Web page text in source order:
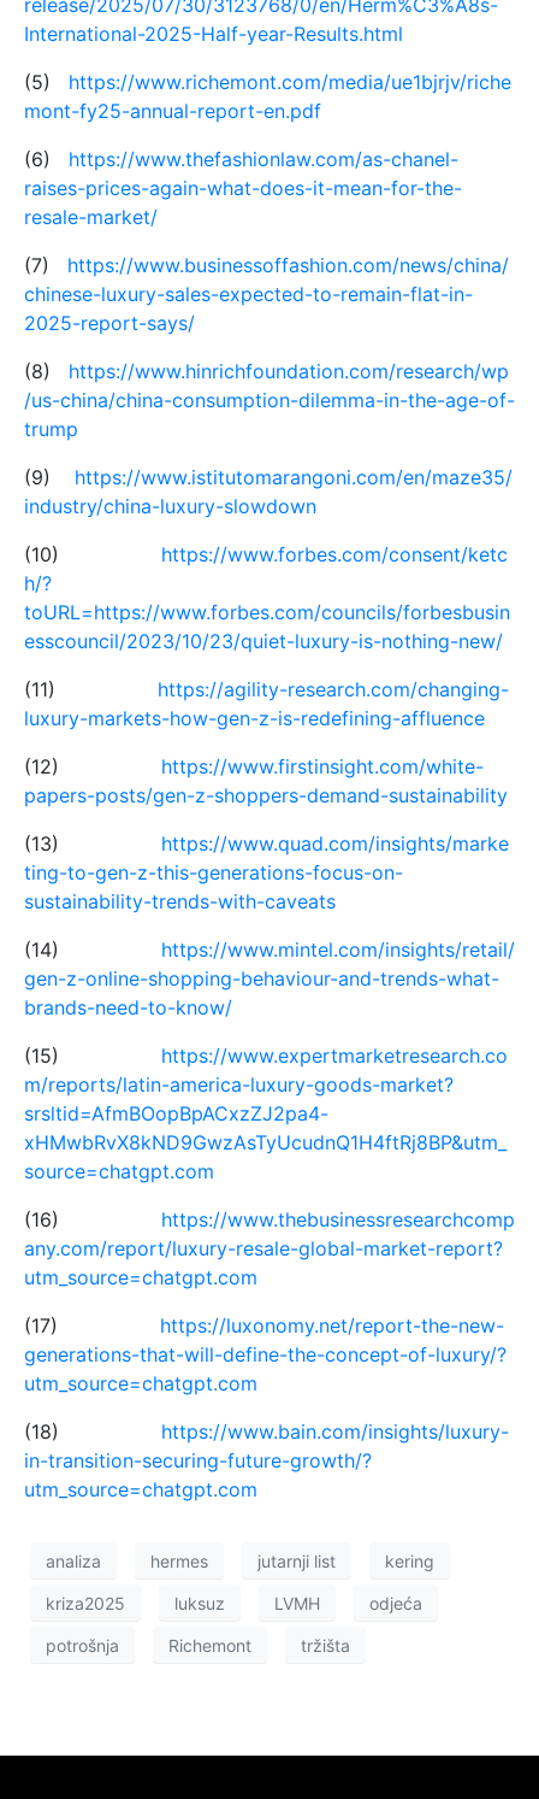
release/2025/07/30/3123768/0/en/Herm%C3%A8s-
International-2025-Half-year-Results.html
(5) https://www.richemont.com/media/ue1bjrjv/riche
mont-fy25-annual-report-en.pdf
(6) https://www.thefashionlaw.com/as-chanel-
raises-prices-again-what-does-it-mean-for-the-
resale-market/
(7) https://www.businessoffashion.com/news/china/
chinese-luxury-sales-expected-to-remain-flat-in-
2025-report-says/
(8) https://www.hinrichfoundation.com/research/wp
/us-china/china-consumption-dilemma-in-the-age-of-
trump
(9) https://www.istitutomarangoni.com/en/maze35/
industry/china-luxury-slowdown
(10) https://www.forbes.com/consent/ketc
h/?
toURL=https://www.forbes.com/councils/forbesbusin
esscouncil/2023/10/23/quiet-luxury-is-nothing-new/
(11) https://agility-research.com/changing-
luxury-markets-how-gen-z-is-redefining-affluence
(12) https://www.firstinsight.com/white-
papers-posts/gen-z-shoppers-demand-sustainability
(13) https://www.quad.com/insights/marke
ting-to-gen-z-this-generations-focus-on-
sustainability-trends-with-caveats
(14) https://www.mintel.com/insights/retail/
gen-z-online-shopping-behaviour-and-trends-what-
brands-need-to-know/
(15) https://www.expertmarketresearch.co
m/reports/latin-america-luxury-goods-market?
srsltid=AfmBOopBpACxzZJ2pa4-
xHMwbRvX8kND9GwzAsTyUcudnQ1H4ftRj8BP&utm_
source=chatgpt.com
(16) https://www.thebusinessresearchcomp
any.com/report/luxury-resale-global-market-report?
utm_source=chatgpt.com
(17) https://luxonomy.net/report-the-new-
generations-that-will-define-the-concept-of-luxury/?
utm_source=chatgpt.com
(18) https://www.bain.com/insights/luxury-
in-transition-securing-future-growth/?
utm_source=chatgpt.com
analiza hermes jutarnji list kering
kriza2025 luksuz LVMH odjeća
potrošnja Richemont tržišta